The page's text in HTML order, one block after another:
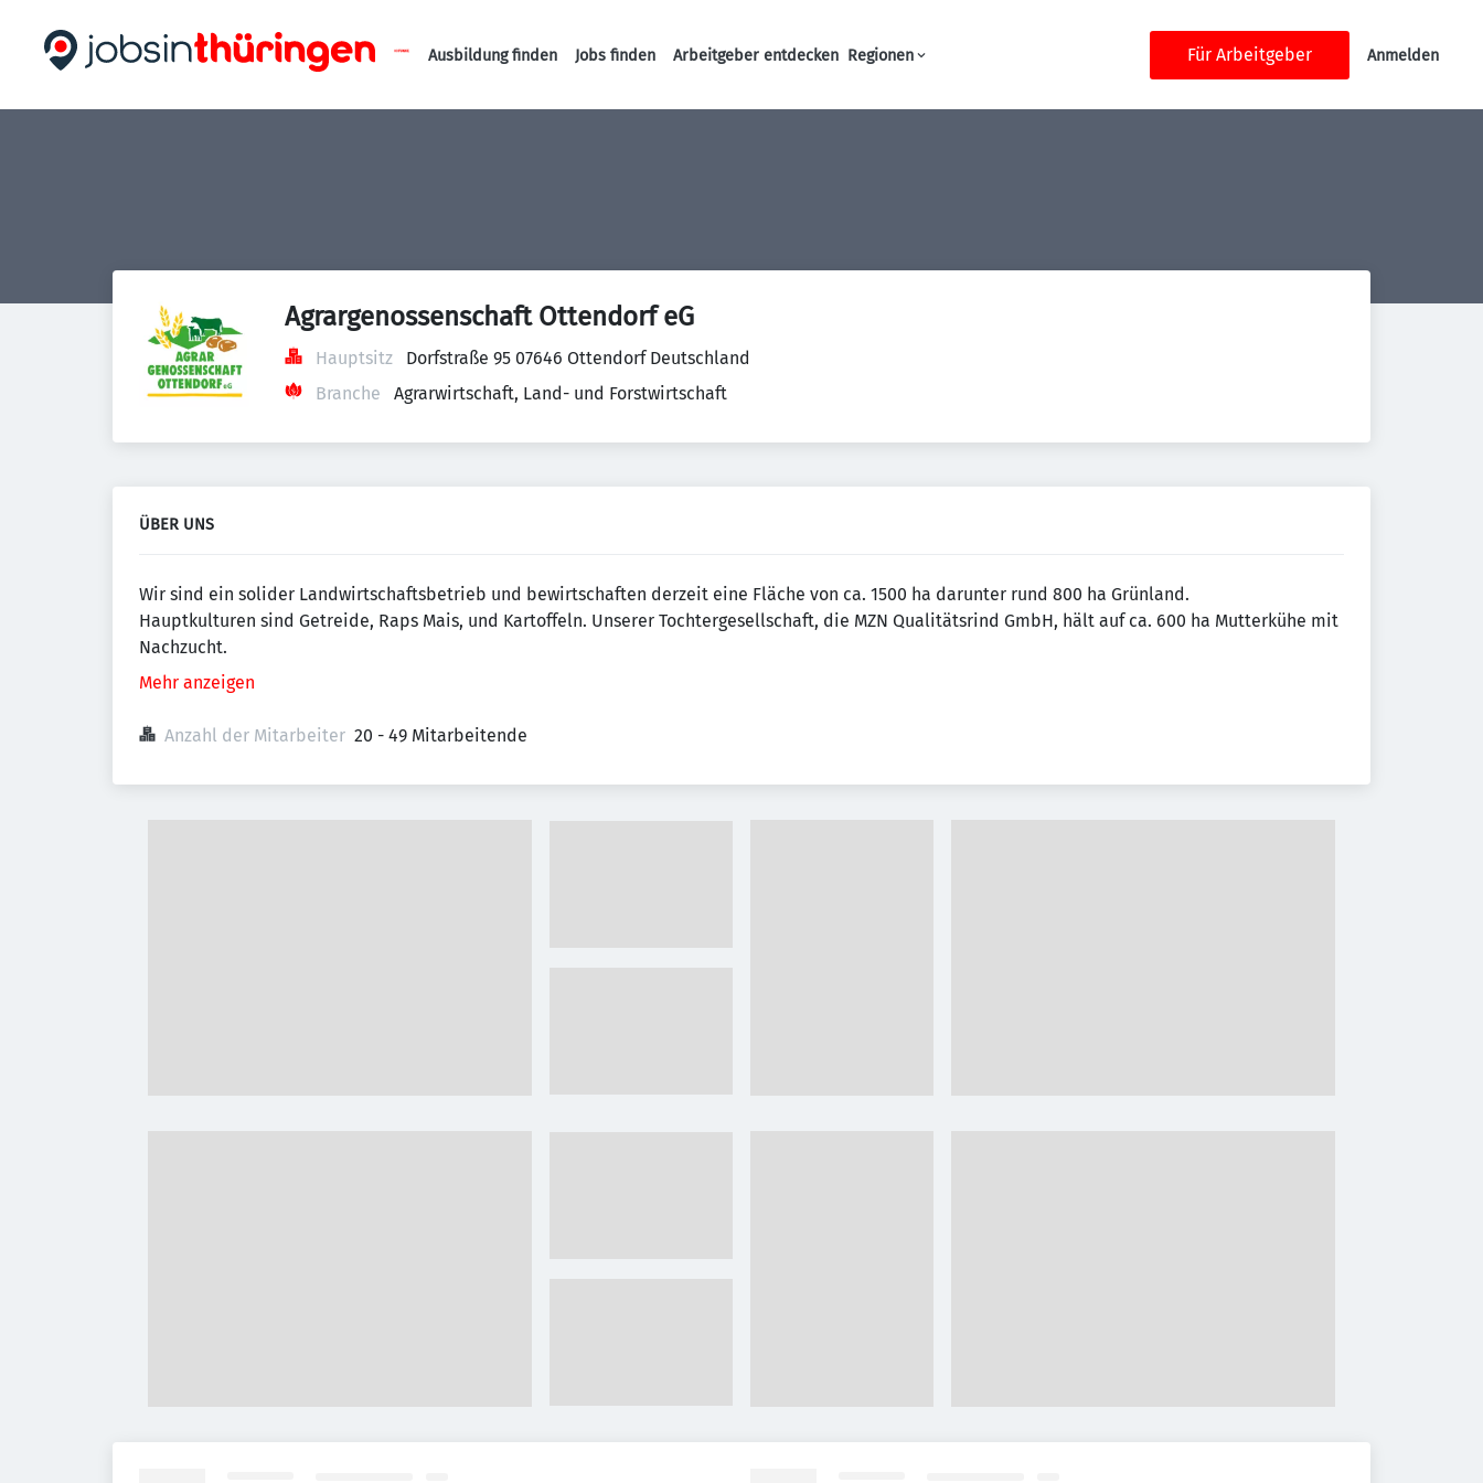
Haupt-Navigation
Ausbildung finden Jobs finden Arbeitgeber entdecken Regionen Für Arbeitgeber Anmelden
Agrargenossenschaft Ottendorf eG
Hauptsitz
Dorfstraße 95 07646 Ottendorf Deutschland
Branche
Agrarwirtschaft, Land- und Forstwirtschaft
ÜBER UNS
Wir sind ein solider Landwirtschaftsbetrieb und bewirtschaften derzeit eine Fläche von ca. 1500 ha darunter rund 800 ha Grünland.
Hauptkulturen sind Getreide, Raps Mais, und Kartoffeln. Unserer Tochtergesellschaft, die MZN Qualitätsrind GmbH, hält auf ca. 600 ha Mutterkühe mit
Nachzucht.
Mehr anzeigen
Anzahl der Mitarbeiter 20 - 49 Mitarbeitende